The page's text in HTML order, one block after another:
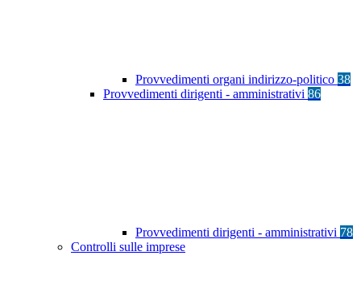
Provvedimenti organi indirizzo-politico 38
Provvedimenti dirigenti - amministrativi 86
Provvedimenti dirigenti - amministrativi 78
Controlli sulle imprese